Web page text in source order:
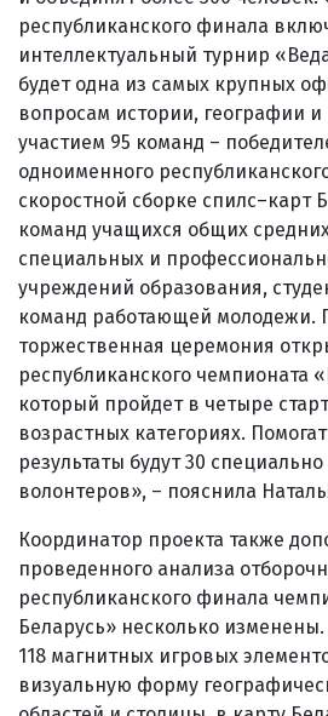
республиканского финала
интеллектуальный турнир
будет одна из самых крупных
вопросам истории, географии и
участием 95 команд –
одноименного
скоростной сборке спилс–карт
команд учащихся общих
специальных и
учреждений образования,
команд работающей молодежи.
торжественная церемония
республиканского чемпионата
который пройдет в четыре
возрастных категориях.
результаты будут 30
волонтеров», – пояснила
Координатор проекта также
проведенного анализа
республиканского финала
Беларусь» несколько
118 магнитных игровых
визуальную форму